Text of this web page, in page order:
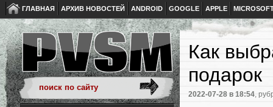
ГЛАВНАЯ АРХИВ НОВОСТЕЙ ANDROID GOOGLE APPLE
Как
подарок
2022-07-28 в 18:54,